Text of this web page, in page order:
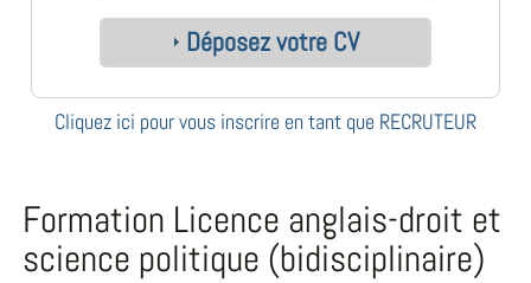
Déposez votre CV
Cliquez ici pour vous inscrire en tant que RECRUTEUR
Formation Licence anglais-droit et
science politique (bidisciplinaire)